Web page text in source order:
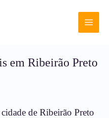
Main
em Ribeirão Preto
de Ribeirão Preto